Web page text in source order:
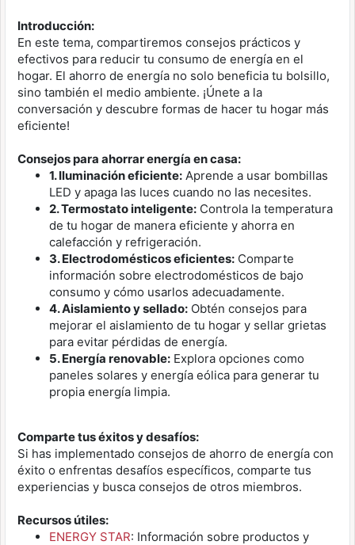
Introducción:
En este tema, compartiremos consejos prácticos y
efectivos para reducir tu consumo de energía en el
hogar. El ahorro de energía no solo beneficia tu bolsillo,
sino también el medio ambiente. ¡Únete a la
conversación y descubre formas de hacer tu hogar más
eficiente!
Consejos para ahorrar energía en casa:
1. Iluminación eficiente: Aprende a usar bombillas
LED y apaga las luces cuando no las necesites.
2. Termostato inteligente: Controla la temperatura
de tu hogar de manera eficiente y ahorra en
calefacción y refrigeración.
3. Electrodomésticos eficientes: Comparte
información sobre electrodomésticos de bajo
consumo y cómo usarlos adecuadamente.
4. Aislamiento y sellado: Obtén consejos para
mejorar el aislamiento de tu hogar y sellar grietas
para evitar pérdidas de energía.
5. Energía renovable: Explora opciones como
paneles solares y energía eólica para generar tu
propia energía limpia.
Comparte tus éxitos y desafíos:
Si has implementado consejos de ahorro de energía con
éxito o enfrentas desafíos específicos, comparte tus
experiencias y busca consejos de otros miembros.
Recursos útiles:
ENERGY STAR: Información sobre productos y